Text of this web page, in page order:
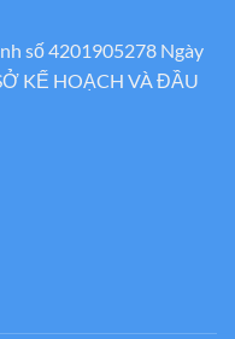
số 4201905278 Ngày
KẾ HOẠCH VÀ ĐẦU